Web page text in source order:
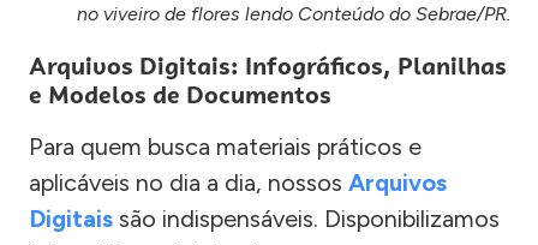
no viveiro de flores lendo Conteúdo do Sebrae/PR.
Arquivos Digitais: Infográficos, Planilhas
e Modelos de Documentos
Para quem busca materiais práticos e
aplicáveis no dia a dia, nossos Arquivos
Digitais são indispensáveis. Disponibilizamos